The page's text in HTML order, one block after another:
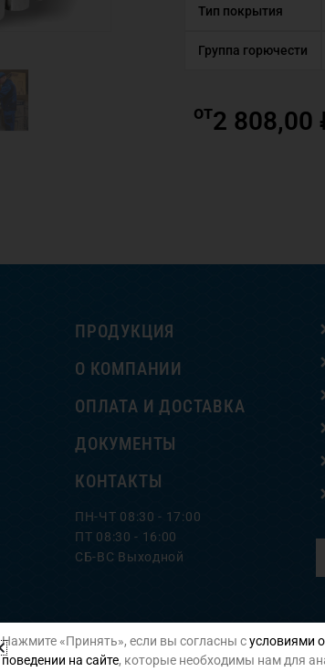
Тип покрытия
Группа горючести
от2 808,00
ПРОДУКЦИЯ
О КОМПАНИИ
ОПЛАТА И ДОСТАВКА
ДОКУМЕНТЫ
КОНТАКТЫ
ПН-ЧТ 08:30 - 17:00
ПТ 08:30 - 16:00
СБ-ВС Выходной
Политика
Нажмите «Принять», если вы согласны сусловиями
поведении на сайте, которые необходимы нам для